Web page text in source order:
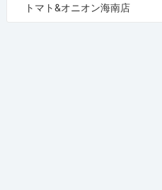
トマト&オニオン海南店